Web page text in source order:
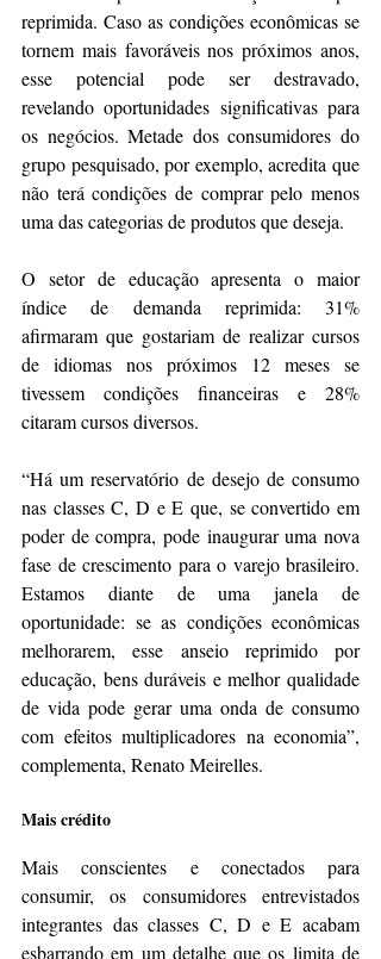
reprimida. Caso as condições econômicas se
tornem mais favoráveis nos próximos anos,
esse potencial pode ser destravado,
revelando oportunidades significativas para
os negócios. Metade dos consumidores do
grupo pesquisado, por exemplo, acredita que
não terá condições de comprar pelo menos
uma das categorias de produtos que deseja.
O setor de educação apresenta o maior
índice de demanda reprimida: 31%
afirmaram que gostariam de realizar cursos
de idiomas nos próximos 12 meses se
tivessem condições financeiras e 28%
citaram cursos diversos.
“Há um reservatório de desejo de consumo
nas classes C, D e E que, se convertido em
poder de compra, pode inaugurar uma nova
fase de crescimento para o varejo brasileiro.
Estamos diante de uma janela de
oportunidade: se as condições econômicas
melhorarem, esse anseio reprimido por
educação, bens duráveis e melhor qualidade
de vida pode gerar uma onda de consumo
com efeitos multiplicadores na economia”,
complementa, Renato Meirelles.
Mais crédito
Mais conscientes e conectados para
consumir, os consumidores entrevistados
integrantes das classes C, D e E acabam
esbarrando em um detalhe que os limita de